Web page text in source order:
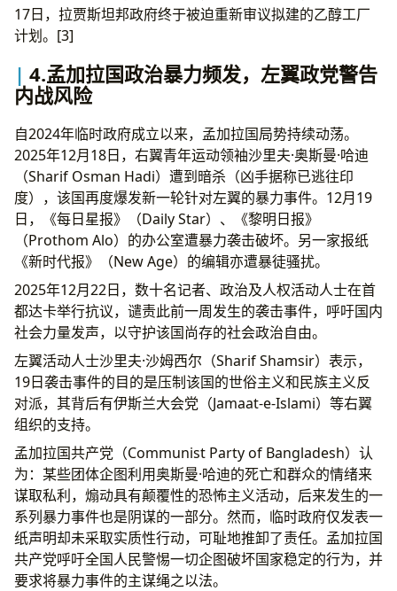
17日，拉贾斯坦邦政府终于被迫重新审议拟建的乙醇工厂
计划。[3]
4.孟加拉国政治暴力频发，左翼政党警告
内战风险
自2024年临时政府成立以来，孟加拉国局势持续动荡。
2025年12月18日，右翼青年运动领袖沙里夫·奥斯曼·哈迪
（Sharif Osman Hadi）遭到暗杀（凶手据称已逃往印
度），该国再度爆发新一轮针对左翼的暴力事件。12月19
日，《每日星报》（Daily Star）、《黎明日报》
（Prothom Alo）的办公室遭暴力袭击破坏。另一家报纸
《新时代报》（New Age）的编辑亦遭暴徒骚扰。
2025年12月22日，数十名记者、政治及人权活动人士在首
都达卡举行抗议，谴责此前一周发生的袭击事件，呼吁国内
社会力量发声，以守护该国尚存的社会政治自由。
左翼活动人士沙里夫·沙姆西尔（Sharif Shamsir）表示，
19日袭击事件的目的是压制该国的世俗主义和民族主义反
对派，其背后有伊斯兰大会党（Jamaat-e-Islami）等右翼
组织的支持。
孟加拉国共产党（Communist Party of Bangladesh）认
为：某些团体企图利用奥斯曼·哈迪的死亡和群众的情绪来
谋取私利，煽动具有颠覆性的恐怖主义活动，后来发生的一
系列暴力事件也是阴谋的一部分。然而，临时政府仅发表一
纸声明却未采取实质性行动，可耻地推卸了责任。孟加拉国
共产党呼吁全国人民警惕一切企图破坏国家稳定的行为，并
要求将暴力事件的主谋绳之以法。